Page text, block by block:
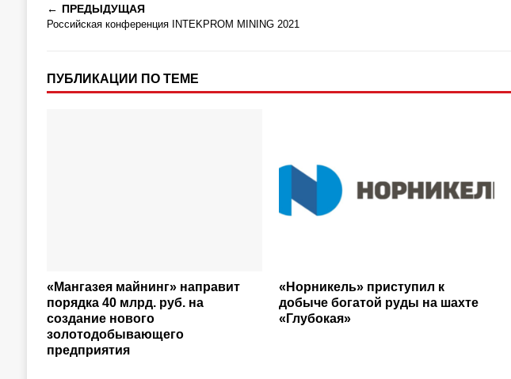
ПРЕДЫДУЩАЯ
Российская конференция INTEKPROM MINING 2021
ПУБЛИКАЦИИ ПО ТЕМЕ
«Мангазея майнинг» направит
порядка 40 млрд. руб. на
создание нового
золотодобывающего
предприятия
«Норникель» приступил к
добыче богатой руды на шахте
«Глубокая»